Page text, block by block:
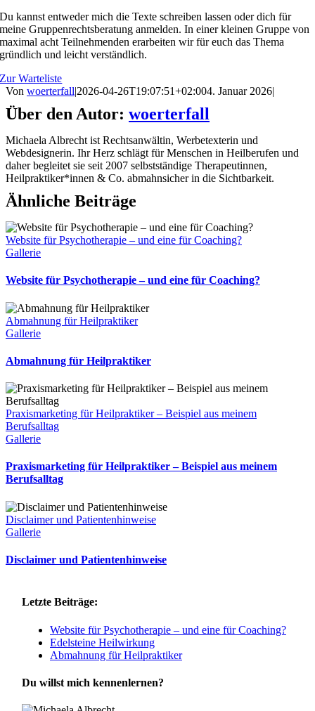
Du kannst entweder mich die Texte schreiben lassen oder dich für
meine Gruppenrechtsberatung anmelden. In einer kleinen Gruppe von
maximal acht Teilnehmenden erarbeiten wir für euch das Thema
gründlich und leicht verständlich.
Zur Warteliste
Von woerterfall|2026-04-26T19:07:51+02:004. Januar 2026|
Über den Autor: woerterfall
Michaela Albrecht ist Rechtsanwältin, Werbetexterin und
Webdesignerin. Ihr Herz schlägt für Menschen in Heilberufen und
daher begleitet sie seit 2007 selbstständige Therapeutinnen,
Heilpraktiker*innen & Co. abmahnsicher in die Sichtbarkeit.
Ähnliche Beiträge
Website für Psychotherapie – und eine für Coaching?
Gallerie
Website für Psychotherapie – und eine für Coaching?
Abmahnung für Heilpraktiker
Gallerie
Abmahnung für Heilpraktiker
Praxismarketing für Heilpraktiker – Beispiel aus meinem
Berufsalltag
Gallerie
Praxismarketing für Heilpraktiker – Beispiel aus meinem
Berufsalltag
Disclaimer und Patientenhinweise
Gallerie
Disclaimer und Patientenhinweise
Letzte Beiträge:
Website für Psychotherapie – und eine für Coaching?
Edelsteine Heilwirkung
Abmahnung für Heilpraktiker
Du willst mich kennenlernen?